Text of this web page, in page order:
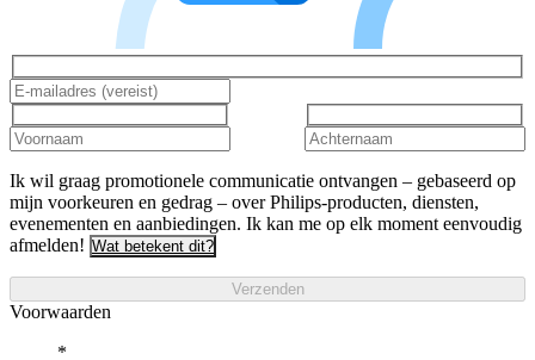
Ik wil graag promotionele communicatie ontvangen – gebaseerd op
mijn voorkeuren en gedrag – over Philips-producten, diensten,
evenementen en aanbiedingen. Ik kan me op elk moment eenvoudig
afmelden! Wat betekent dit?
Verzenden
Voorwaarden